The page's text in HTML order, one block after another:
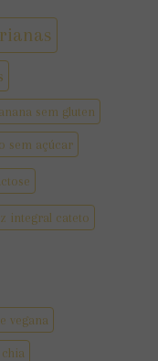
sem gluten
sem açúcar
integral cateto
vegana